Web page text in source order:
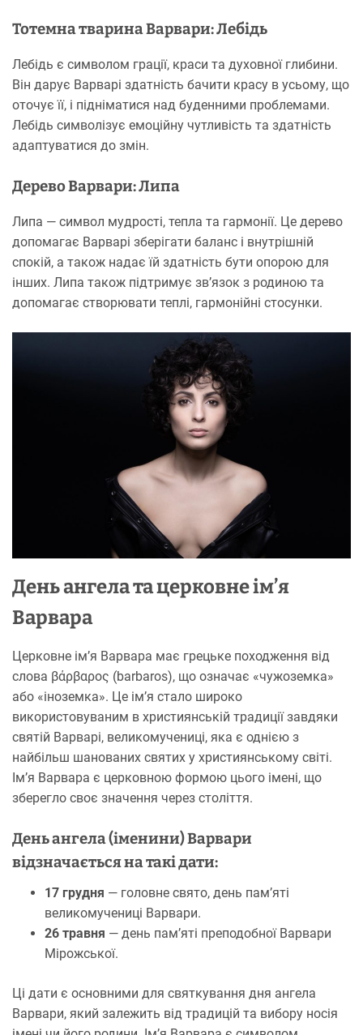
Тотемна тварина Варвари: Лебідь
Лебідь є символом грації, краси та духовної глибини.
Він дарує Варварі здатність бачити красу в усьому, що
оточує її, і підніматися над буденними проблемами.
Лебідь символізує емоційну чутливість та здатність
адаптуватися до змін.
Дерево Варвари: Липа
Липа — символ мудрості, тепла та гармонії. Це дерево
допомагає Варварі зберігати баланс і внутрішній
спокій, а також надає їй здатність бути опорою для
інших. Липа також підтримує зв’язок з родиною та
допомагає створювати теплі, гармонійні стосунки.
День ангела та церковне ім’я
Варвара
Церковне ім’я Варвара має грецьке походження від
слова βάρβαρος (barbaros), що означає «чужоземка»
або «іноземка». Це ім’я стало широко
використовуваним в християнській традиції завдяки
святій Варварі, великомучениці, яка є однією з
найбільш шанованих святих у християнському світі.
Ім’я Варвара є церковною формою цього імені, що
зберегло своє значення через століття.
День ангела (іменини) Варвари
відзначається на такі дати:
17 грудня — головне свято, день пам’яті
великомучениці Варвари.
26 травня — день пам’яті преподобної Варвари
Мірожської.
Ці дати є основними для святкування дня ангела
Варвари, який залежить від традицій та вибору носія